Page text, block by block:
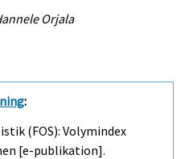
Orjala
:
(FOS): Volymindex
[e-publikation].